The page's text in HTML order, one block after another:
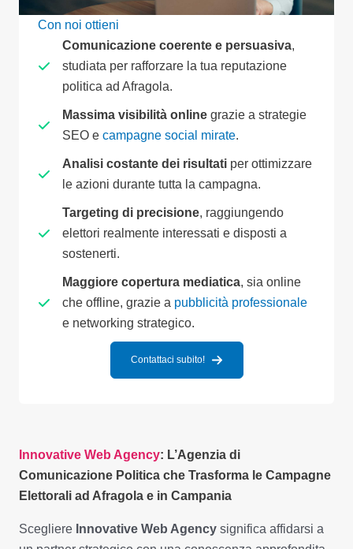
Con noi ottieni
Comunicazione coerente e persuasiva,
studiata per rafforzare la tua reputazione
politica ad Afragola.
Massima visibilità online grazie a strategie
SEO e campagne social mirate.
Analisi costante dei risultati per ottimizzare
le azioni durante tutta la campagna.
Targeting di precisione, raggiungendo
elettori realmente interessati e disposti a
sostenerti.
Maggiore copertura mediatica, sia online
che offline, grazie a pubblicità professionale
e networking strategico.
Contattaci subito!
Innovative Web Agency: L’Agenzia di
Comunicazione Politica che Trasforma le Campagne
Elettorali ad Afragola e in Campania
Scegliere Innovative Web Agency significa affidarsi a